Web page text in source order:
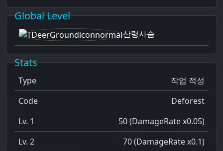
Global Level
산령사슴
Stats
Type
작업 적성
Code
Deforest
Lv. 1
50 (DamageRate x0.05)
Lv. 2
70 (DamageRate x0.1)